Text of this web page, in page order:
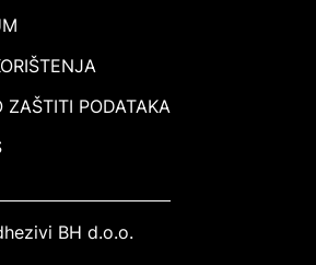
ZAŠTITI PODATAKA
BH d.o.o.